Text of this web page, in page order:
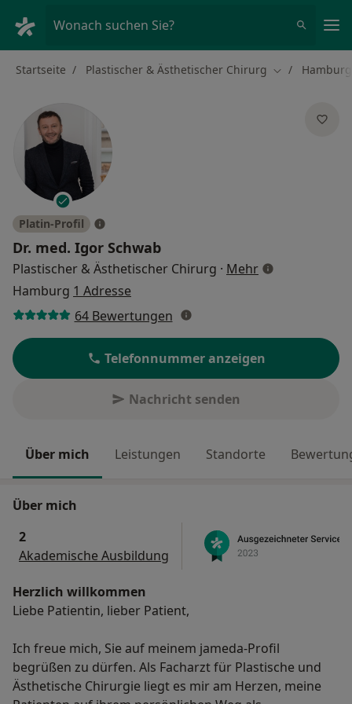
Wonach suchen Sie?
Startseite Plastischer & Ästhetischer Chirurg Stadt ändern
Hamburg
Platin-Profil
Dr. med. Igor Schwab
Plastischer & Ästhetischer Chirurg · Mehrüber
Hamburg 1 Adresse
64 Bewertungen
Telefonnummer anzeigen
Nachricht senden
Über mich Leistungen Standorte
Über mich
2
Akademische Ausbildung
Herzlich willkommen
Liebe Patientin, lieber Patient,
Ich freue mich, Sie auf meinem jameda-Profil
begrüßen zu dürfen. Als Facharzt für Plastische und
Ästhetische Chirurgie liegt es mir am Herzen, meine